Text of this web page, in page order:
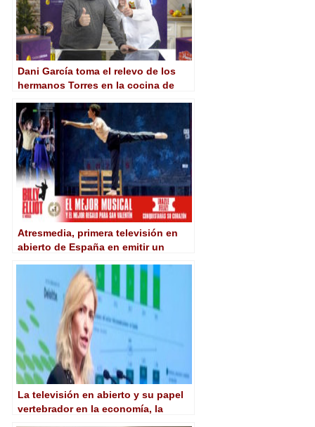
Dani García toma el relevo de los
hermanos Torres en la cocina de
Atresmedia, primera televisión en
abierto de España en emitir un
La televisión en abierto y su papel
vertebrador en la economía, la